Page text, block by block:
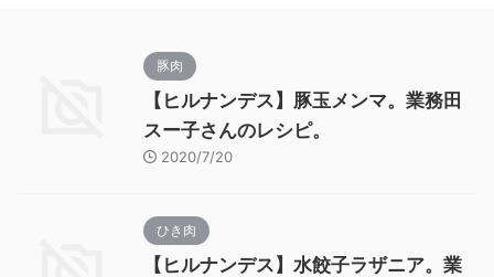
豚肉
【ヒルナンデス】豚玉メンマ。業務田
スー子さんのレシピ。
2020/7/20
ひき肉
【ヒルナンデス】水餃子ラザニア。業